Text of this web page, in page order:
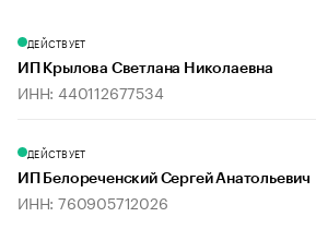
ДЕЙСТВУЕТ
ИП Крылова Светлана Николаевна
ИНН: 440112677534
ДЕЙСТВУЕТ
ИП Белореченский Сергей Анатольевич
ИНН: 760905712026